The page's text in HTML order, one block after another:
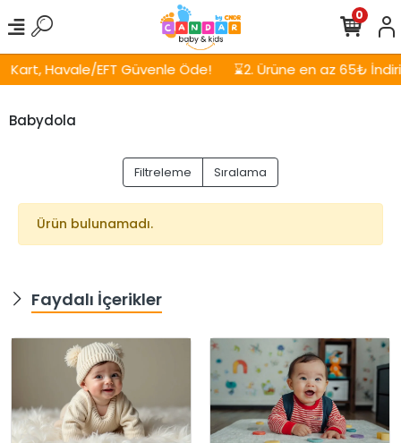
Havale/EFT Güvenle Öde! ⌛2. Ürüne en az 65₺
0
Babydola
Filtreleme Sıralama
Ürün bulunamadı.
Faydalı İçerikler